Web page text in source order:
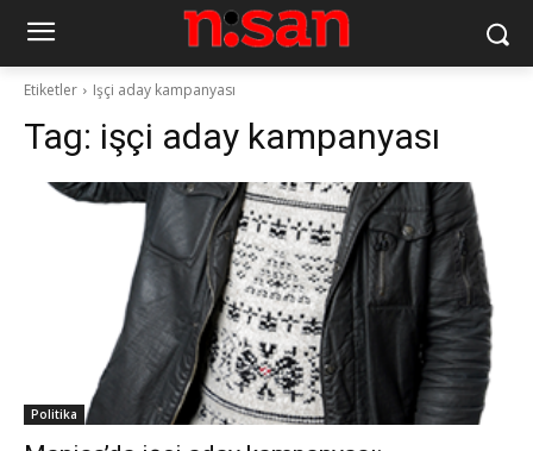
Etiketler Işçi aday kampanyası
Tag: işçi aday kampanyası
Politika